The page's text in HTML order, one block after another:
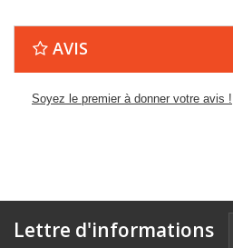
AVIS
Soyez le premier à donner votre avis !
Lettre d'informations